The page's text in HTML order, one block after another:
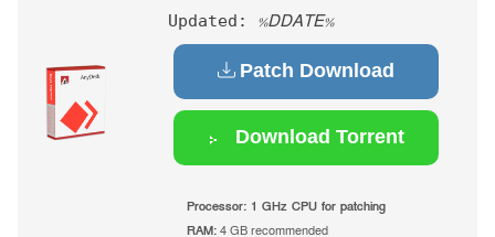
Updated: %DDATE%
Patch Download
Download Torrent
Processor: 1 GHz CPU for patching
RAM: 4 GB recommended